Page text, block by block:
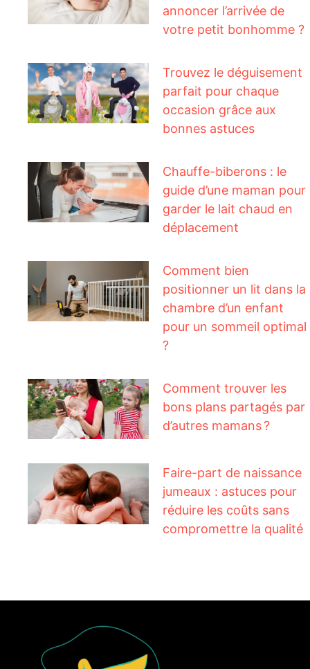
annoncer l’arrivée de
votre petit bonhomme ?
Trouvez le déguisement
parfait pour chaque
occasion grâce aux
bonnes astuces
Chauffe-biberons : le
guide d’une maman pour
garder le lait chaud en
déplacement
Comment bien
positionner un lit dans la
chambre d’un enfant
pour un sommeil optimal
?
Comment trouver les
bons plans partagés par
d’autres mamans ?
Faire-part de naissance
jumeaux : astuces pour
réduire les coûts sans
compromettre la qualité